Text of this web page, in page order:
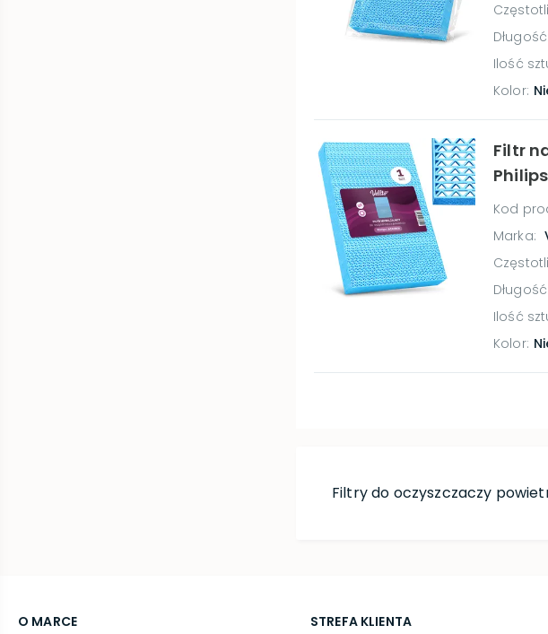
Długość
Ilość
Kolor:
Filtr
Kod
Marka:
Długość
Ilość
Kolor:
Filtry do oczyszczaczy
O MARCE STREFA KLIENTA